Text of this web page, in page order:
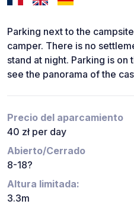
Parking next to the
camper. There is no
stand at night. Parking is
see the panorama of the
Precio del aparcamiento
40 zł per day
Abierto/Cerrado
8-18?
Altura limitada:
3.3m